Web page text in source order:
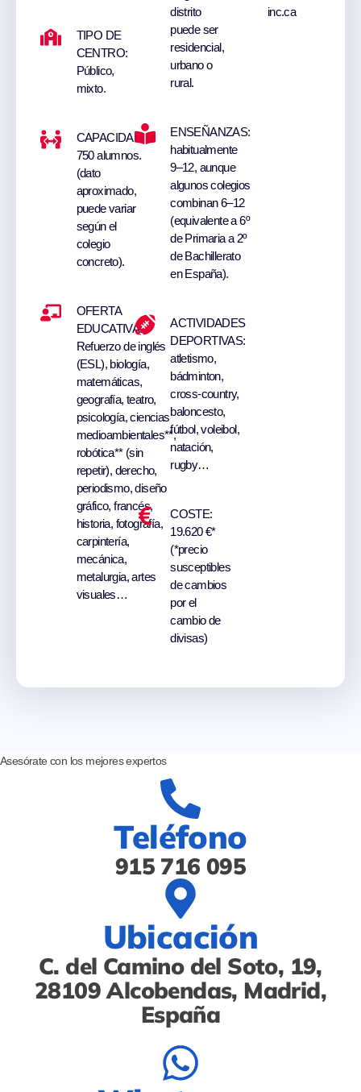
TIPO DE
CENTRO:
Público,
mixto.
CAPACIDAD:
750 alumnos.
(dato
aproximado,
puede variar
según el
colegio
concreto).
OFERTA
EDUCATIVA:
Refuerzo de inglés
(ESL), biología,
matemáticas,
geografía, teatro,
psicología, ciencias
medioambientales**,
robótica** (sin
repetir), derecho,
periodismo, diseño
gráfico, francés,
historia, fotografía,
carpintería,
mecánica,
metalurgia, artes
visuales…
distrito
puede ser
residencial,
urbano o
rural.
ENSEÑANZAS:
habitualmente
9–12, aunque
algunos colegios
combinan 6–12
(equivalente a 6º
de Primaria a 2º
de Bachillerato
en España).
ACTIVIDADES
DEPORTIVAS:
atletismo,
bádminton,
cross-country,
baloncesto,
fútbol, voleibol,
natación,
rugby…
COSTE:
19.620 €*
(*precio
susceptibles
de cambios
por el
cambio de
divisas)
inc.ca
Asesórate con los mejores expertos
Teléfono
915 716 095
Ubicación
C. del Camino del Soto, 19,
28109 Alcobendas, Madrid,
España